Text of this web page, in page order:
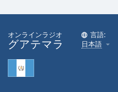
Font
Family
オンラインラジオ
グアテマラ
言語:
日本語